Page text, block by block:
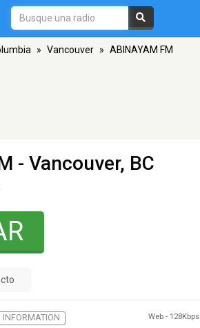
» Vancouver » ABINAYAM FM
- Vancouver, BC
INFORMATION Web - 128Kbps